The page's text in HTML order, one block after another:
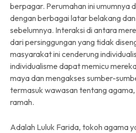
berpagar. Perumahan ini umumnya
dengan berbagai latar belakang
sebelumnya. Interaksi di antara
dari persinggungan yang tidak
masyarakat ini cenderung
individualisme dapat memicu
maya dan mengakses sumber-
termasuk wawasan tentang
ramah.
Adalah Luluk Farida, tokoh agama